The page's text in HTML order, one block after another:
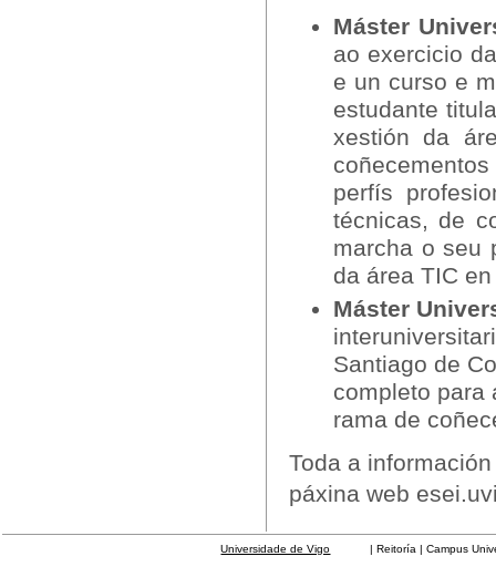
Máster
ao exercicio
e un curso e
estudante
xestión da
perfís
técnicas, de
marcha o seu
da área TIC
Máster
Santiago de
completo para
rama de
Toda a
páxina web
Universidade de Vigo | Reitoría | Campus